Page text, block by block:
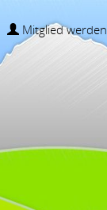
Mitglied werden